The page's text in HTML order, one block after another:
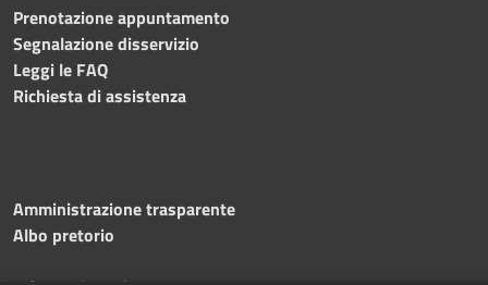
Prenotazione appuntamento
Segnalazione disservizio
Leggi le FAQ
Richiesta di assistenza
Amministrazione trasparente
Albo pretorio